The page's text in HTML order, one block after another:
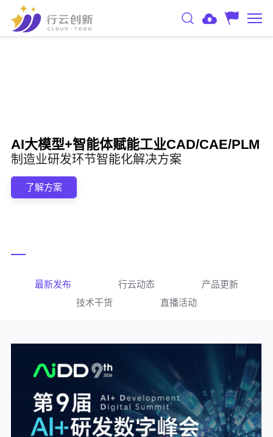
AI大模型+智能体赋能工业CAD/CAE/PLM
制造业研发环节智能化解决方案
了解方案
最新发布 行云动态
产品更新
技术干货
直播活动